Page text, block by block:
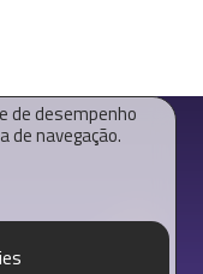
de desempenho
de navegação.